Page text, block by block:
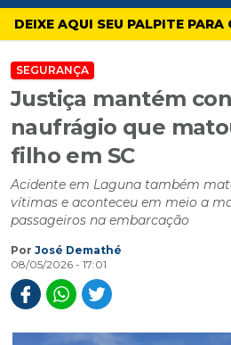
4oito
DEIXE AQUI SEU PALPITE
SEGURANÇA
Justiça mantém
naufrágio que
filho em SC
Acidente em Laguna também
vítimas e aconteceu em meio a
passageiros na embarcação
Por José Demathé
08/05/2026 - 17:01